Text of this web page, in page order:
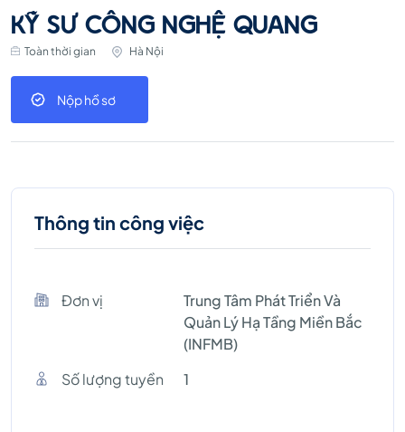
KỸ SƯ CÔNG NGHỆ QUANG
Toàn thời gian Hà Nội
Nộp hồ sơ
Thông tin công việc
Đơn vị
Trung Tâm Phát Triển Và
Quản Lý Hạ Tầng Miền Bắc
(INFMB)
Số lượng tuyền
1